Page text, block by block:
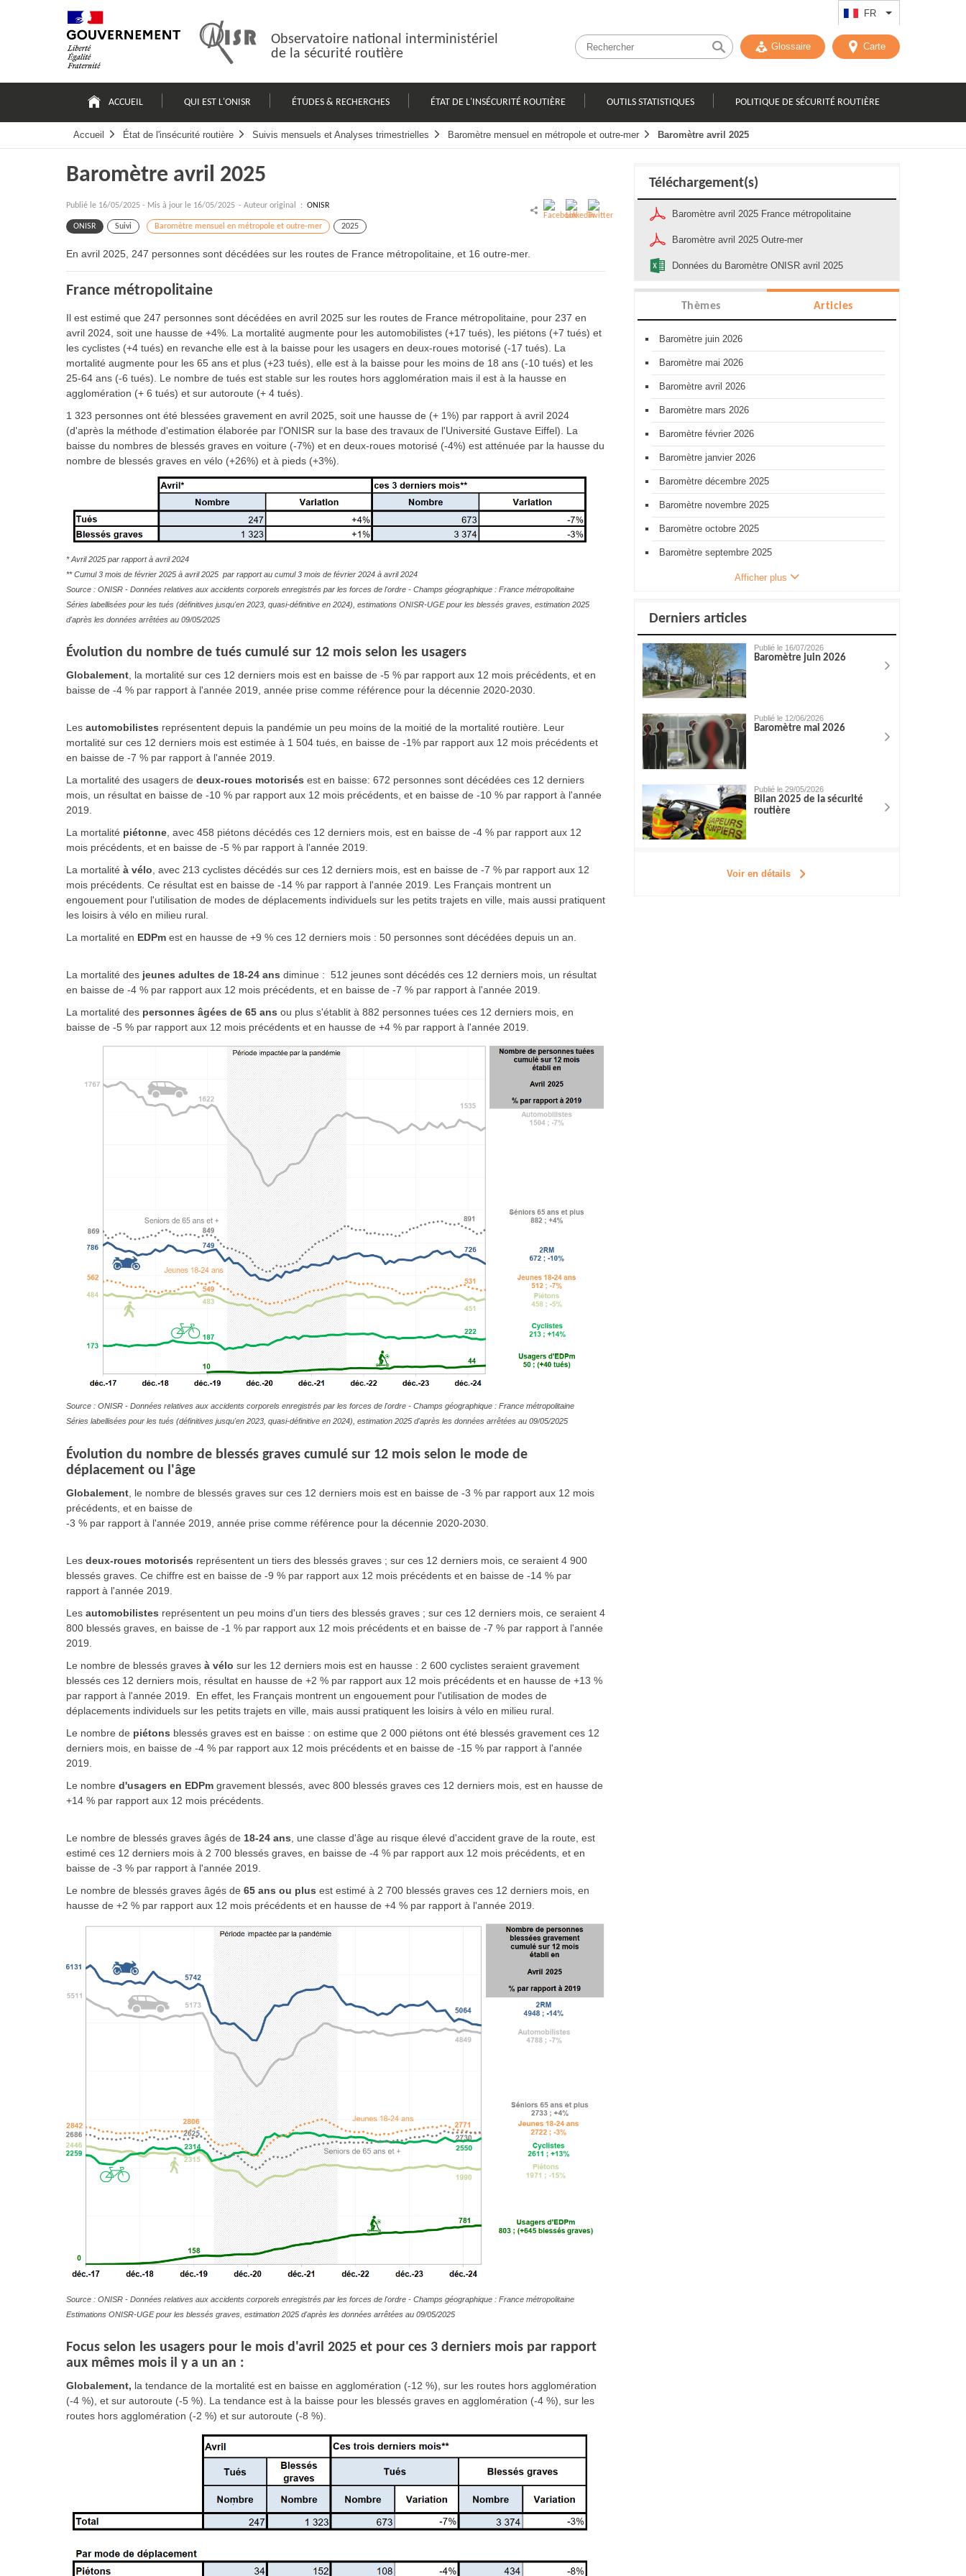
FR Lister les actions
Observatoire national interministériel
de la sécurité routière
Glossaire Carte
principale
ACCUEIL QUI EST L'ONISR ÉTUDES & RECHERCHES ÉTAT DE L'INSÉCURITÉ ROUTIÈRE OUTILS STATISTIQUES POLITIQUE DE SÉCURITÉ ROUTIÈRE
Accueil État de l'insécurité routière Suivis mensuels et Analyses trimestrielles Baromètre mensuel en métropole et outre-mer Baromètre avril 2025
Baromètre avril 2025
Publié le 16/05/2025 - Mis à jour le 16/05/2025 - Auteur original : ONISR
ONISR Suivi Baromètre mensuel en métropole et outre-mer 2025
En avril 2025, 247 personnes sont décédées sur les routes de France métropolitaine, et 16 outre-mer.
France métropolitaine
Il est estimé que 247 personnes sont décédées en avril 2025 sur les routes de France métropolitaine, pour 237 en
avril 2024, soit une hausse de +4%. La mortalité augmente pour les automobilistes (+17 tués), les piétons (+7 tués) et
les cyclistes (+4 tués) en revanche elle est à la baisse pour les usagers en deux-roues motorisé (-17 tués). La
mortalité augmente pour les 65 ans et plus (+23 tués), elle est à la baisse pour les moins de 18 ans (-10 tués) et les
25-64 ans (-6 tués). Le nombre de tués est stable sur les routes hors agglomération mais il est à la hausse en
agglomération (+ 6 tués) et sur autoroute (+ 4 tués).
1 323 personnes ont été blessées gravement en avril 2025, soit une hausse de (+ 1%) par rapport à avril 2024
(d'après la méthode d'estimation élaborée par l'ONISR sur la base des travaux de l'Université Gustave Eiffel). La
baisse du nombres de blessés graves en voiture (-7%) et en deux-roues motorisé (-4%) est atténuée par la hausse du
nombre de blessés graves en vélo (+26%) et à pieds (+3%).
* Avril 2025 par rapport à avril 2024
** Cumul 3 mois de février 2025 à avril 2025 par rapport au cumul 3 mois de février 2024 à avril 2024
Source : ONISR - Données relatives aux accidents corporels enregistrés par les forces de l'ordre - Champs géographique : France métropolitaine
Séries labellisées pour les tués (définitives jusqu'en 2023, quasi-définitive en 2024), estimations ONISR-UGE pour les blessés graves, estimation 2025
d'après les données arrêtées au 09/05/2025
Évolution du nombre de tués cumulé sur 12 mois selon les usagers
Globalement, la mortalité sur ces 12 derniers mois est en baisse de -5 % par rapport aux 12 mois précédents, et en
baisse de -4 % par rapport à l'année 2019, année prise comme référence pour la décennie 2020-2030.
Les automobilistes représentent depuis la pandémie un peu moins de la moitié de la mortalité routière. Leur
mortalité sur ces 12 derniers mois est estimée à 1 504 tués, en baisse de -1% par rapport aux 12 mois précédents et
en baisse de -7 % par rapport à l'année 2019.
La mortalité des usagers de deux-roues motorisés est en baisse: 672 personnes sont décédées ces 12 derniers
mois, un résultat en baisse de -10 % par rapport aux 12 mois précédents, et en baisse de -10 % par rapport à l'année
2019.
La mortalité piétonne, avec 458 piétons décédés ces 12 derniers mois, est en baisse de -4 % par rapport aux 12
mois précédents, et en baisse de -5 % par rapport à l'année 2019.
La mortalité à vélo, avec 213 cyclistes décédés sur ces 12 derniers mois, est en baisse de -7 % par rapport aux 12
mois précédents. Ce résultat est en baisse de -14 % par rapport à l'année 2019. Les Français montrent un
engouement pour l'utilisation de modes de déplacements individuels sur les petits trajets en ville, mais aussi pratiquent
les loisirs à vélo en milieu rural.
La mortalité en EDPm est en hausse de +9 % ces 12 derniers mois : 50 personnes sont décédées depuis un an.
La mortalité des jeunes adultes de 18-24 ans diminue : 512 jeunes sont décédés ces 12 derniers mois, un résultat
en baisse de -4 % par rapport aux 12 mois précédents, et en baisse de -7 % par rapport à l'année 2019.
La mortalité des personnes âgées de 65 ans ou plus s'établit à 882 personnes tuées ces 12 derniers mois, en
baisse de -5 % par rapport aux 12 mois précédents et en hausse de +4 % par rapport à l'année 2019.
Source : ONISR - Données relatives aux accidents corporels enregistrés par les forces de l'ordre - Champs géographique : France métropolitaine
Séries labellisées pour les tués (définitives jusqu'en 2023, quasi-définitive en 2024), estimation 2025 d'après les données arrêtées au 09/05/2025
Évolution du nombre de blessés graves cumulé sur 12 mois selon le mode de
déplacement ou l'âge
Globalement , le nombre de blessés graves sur ces 12 derniers mois est en baisse de -3 % par rapport aux 12 mois
précédents, et en baisse de
-3 % par rapport à l'année 2019, année prise comme référence pour la décennie 2020-2030.
Les deux-roues motorisés représentent un tiers des blessés graves ; sur ces 12 derniers mois, ce seraient 4 900
blessés graves. Ce chiffre est en baisse de -9 % par rapport aux 12 mois précédents et en baisse de -14 % par
rapport à l'année 2019.
Les automobilistes représentent un peu moins d'un tiers des blessés graves ; sur ces 12 derniers mois, ce seraient 4
800 blessés graves, en baisse de -1 % par rapport aux 12 mois précédents et en baisse de -7 % par rapport à l'année
2019.
Le nombre de blessés graves à vélo sur les 12 derniers mois est en hausse : 2 600 cyclistes seraient gravement
blessés ces 12 derniers mois, résultat en hausse de +2 % par rapport aux 12 mois précédents et en hausse de +13 %
par rapport à l'année 2019. En effet, les Français montrent un engouement pour l'utilisation de modes de
déplacements individuels sur les petits trajets en ville, mais aussi pratiquent les loisirs à vélo en milieu rural.
Le nombre de piétons blessés graves est en baisse : on estime que 2 000 piétons ont été blessés gravement ces 12
derniers mois, en baisse de -4 % par rapport aux 12 mois précédents et en baisse de -15 % par rapport à l'année
2019.
Le nombre d'usagers en EDPm gravement blessés, avec 800 blessés graves ces 12 derniers mois, est en hausse de
+14 % par rapport aux 12 mois précédents.
Le nombre de blessés graves âgés de 18-24 ans , une classe d'âge au risque élevé d'accident grave de la route, est
estimé ces 12 derniers mois à 2 700 blessés graves, en baisse de -4 % par rapport aux 12 mois précédents, et en
baisse de -3 % par rapport à l'année 2019.
Le nombre de blessés graves âgés de 65 ans ou plus est estimé à 2 700 blessés graves ces 12 derniers mois, en
hausse de +2 % par rapport aux 12 mois précédents et en hausse de +4 % par rapport à l'année 2019.
Source : ONISR - Données relatives aux accidents corporels enregistrés par les forces de l'ordre - Champs géographique : France métropolitaine
Estimations ONISR-UGE pour les blessés graves, estimation 2025 d'après les données arrêtées au 09/05/2025
Focus selon les usagers pour le mois d'avril 2025 et pour ces 3 derniers mois par rapport
aux mêmes mois il y a un an :
Globalement, la tendance de la mortalité est en baisse en agglomération (-12 %), sur les routes hors agglomération
(-4 %), et sur autoroute (-5 %). La tendance est à la baisse pour les blessés graves en agglomération (-4 %), sur les
routes hors agglomération (-2 %) et sur autoroute (-8 %).
Téléchargement(s)
Baromètre avril 2025 France métropolitaine
Baromètre avril 2025 Outre-mer
Données du Baromètre ONISR avril 2025
Thèmes Articles
Baromètre juin 2026
Baromètre mai 2026
Baromètre avril 2026
Baromètre mars 2026
Baromètre février 2026
Baromètre janvier 2026
Baromètre décembre 2025
Baromètre novembre 2025
Baromètre octobre 2025
Baromètre septembre 2025
Afficher plus
Derniers articles
Publié le 16/07/2026
Baromètre juin 2026
Publié le 12/06/2026
Baromètre mai 2026
Publié le 29/05/2026
Bilan 2025 de la sécurité
routière
Voir en détails